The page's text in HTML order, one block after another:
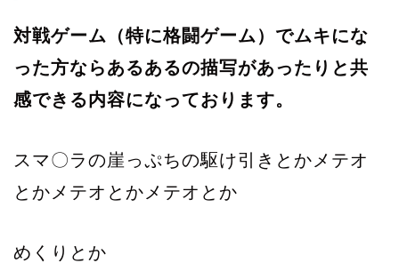
対戦ゲーム（特に格闘ゲーム）でムキにな
った方ならあるあるの描写があったりと共
感できる内容になっております。
スマ〇ラの崖っぷちの駆け引きとかメテオ
とかメテオとかメテオとか
めくりとか